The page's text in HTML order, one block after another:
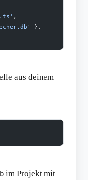
,
},
aus deinem
im Projekt mit